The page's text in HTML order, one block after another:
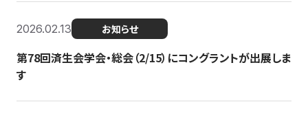
2026.02.13 お知らせ
第78回済生会学会・総会（2/15）にコングラントが出展しま
す